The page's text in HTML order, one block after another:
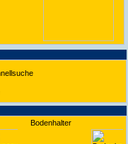
Bodenhalter